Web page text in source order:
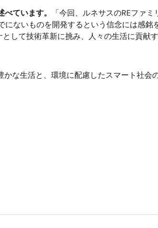
ています。
「今回、ルネサスのREファ
ないものを開発するという信念には感銘
して技術革新に挑み、人々の生活に貢献
な生活と、環境に配慮したスマート社会